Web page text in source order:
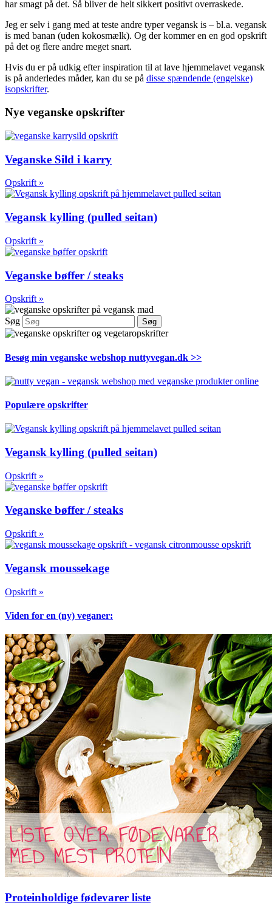
har smagt på det. Så bliver de helt sikkert positivt overraskede.
Jeg er selv i gang med at teste andre typer vegansk is – bl.a. vegansk
is med banan (uden kokosmælk). Og der kommer en en god opskrift
på det og flere andre meget snart.
Hvis du er på udkig efter inspiration til at lave hjemmelavet vegansk
is på anderledes måder, kan du se på disse spændende (engelske)
isopskrifter.
Nye veganske opskrifter
Veganske Sild i karry
Opskrift »
Vegansk kylling (pulled seitan)
Opskrift »
Veganske bøffer / steaks
Opskrift »
Søg Søg
Besøg min veganske webshop nuttyvegan.dk >>
Populære opskrifter
Vegansk kylling (pulled seitan)
Opskrift »
Veganske bøffer / steaks
Opskrift »
Vegansk moussekage
Opskrift »
Viden for en (ny) veganer:
Proteinholdige fødevarer liste